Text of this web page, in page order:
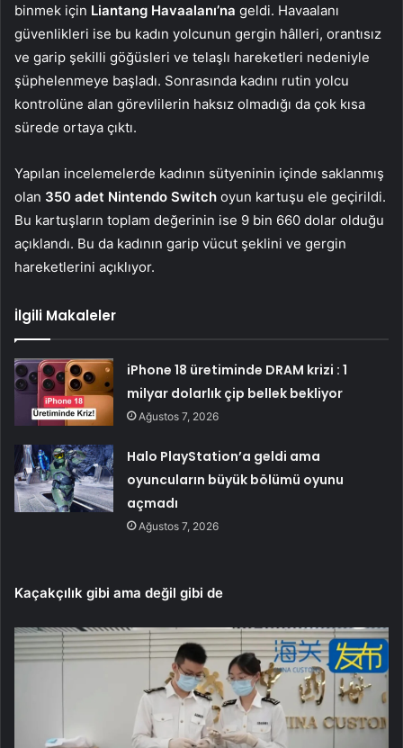
binmek için Liantang Havaalanı’na geldi. Havaalanı
güvenlikleri ise bu kadın yolcunun gergin hâlleri, orantısız
ve garip şekilli göğüsleri ve telaşlı hareketleri nedeniyle
şüphelenmeye başladı. Sonrasında kadını rutin yolcu
kontrolüne alan görevlilerin haksız olmadığı da çok kısa
sürede ortaya çıktı.
Yapılan incelemelerde kadının sütyeninin içinde saklanmış
olan 350 adet Nintendo Switch oyun kartuşu ele geçirildi.
Bu kartuşların toplam değerinin ise 9 bin 660 dolar olduğu
açıklandı. Bu da kadının garip vücut şeklini ve gergin
hareketlerini açıklıyor.
İlgili Makaleler
iPhone 18 üretiminde DRAM krizi : 1
milyar dolarlık çip bellek bekliyor
Ağustos 7, 2026
Halo PlayStation’a geldi ama
oyuncuların büyük bölümü oyunu
açmadı
Ağustos 7, 2026
Kaçakçılık gibi ama değil gibi de